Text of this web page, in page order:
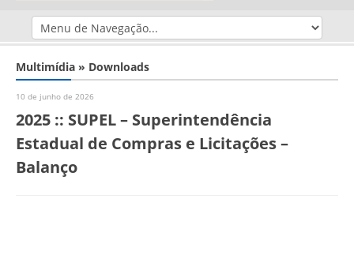
Multimídia » Downloads
10 de junho de 2026
2025 :: SUPEL – Superintendência
Estadual de Compras e Licitações –
Balanço